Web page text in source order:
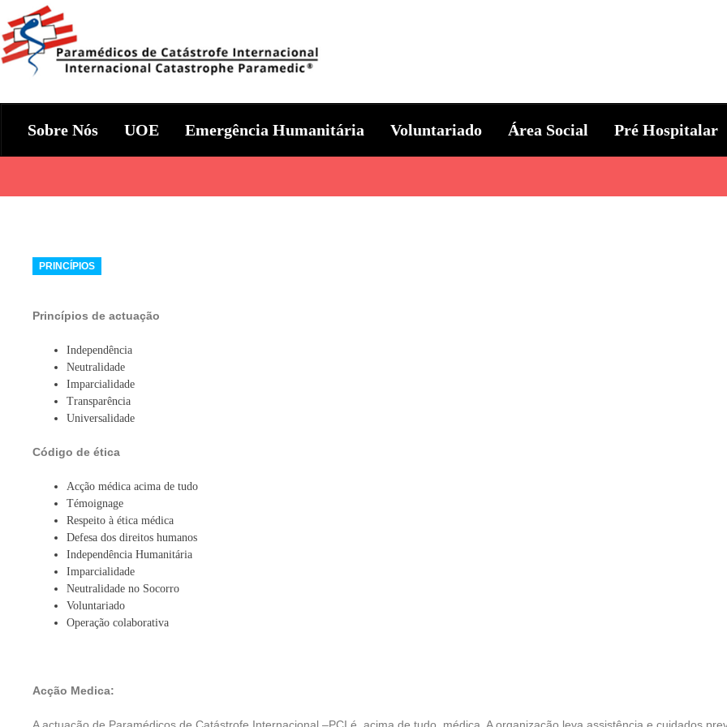
to
content
Sobre Nós UOE Emergência Humanitária Voluntariado Área Social Pré Hospitalar
Categories
PRINCÍPIOS
Princípios de actuação
Independência
Neutralidade
Imparcialidade
Transparência
Universalidade
Código de ética
Acção médica acima de tudo
Témoignage
Respeito à ética médica
Defesa dos direitos humanos
Independência Humanitária
Imparcialidade
Neutralidade no Socorro
Voluntariado
Operação colaborativa
Acção Medica: